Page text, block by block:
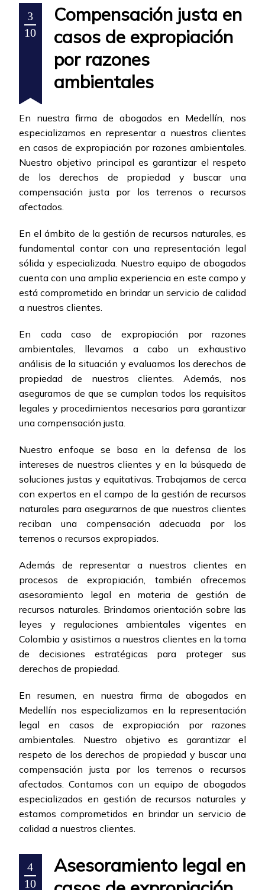
3
10
Compensación justa en
casos de expropiación
por razones
ambientales
En nuestra firma de abogados en Medellín, nos
especializamos en representar a nuestros clientes
en casos de expropiación por razones ambientales.
Nuestro objetivo principal es garantizar el respeto
de los derechos de propiedad y buscar una
compensación justa por los terrenos o recursos
afectados.
En el ámbito de la gestión de recursos naturales, es
fundamental contar con una representación legal
sólida y especializada. Nuestro equipo de abogados
cuenta con una amplia experiencia en este campo y
está comprometido en brindar un servicio de calidad
a nuestros clientes.
En cada caso de expropiación por razones
ambientales, llevamos a cabo un exhaustivo
análisis de la situación y evaluamos los derechos de
propiedad de nuestros clientes. Además, nos
aseguramos de que se cumplan todos los requisitos
legales y procedimientos necesarios para garantizar
una compensación justa.
Nuestro enfoque se basa en la defensa de los
intereses de nuestros clientes y en la búsqueda de
soluciones justas y equitativas. Trabajamos de cerca
con expertos en el campo de la gestión de recursos
naturales para asegurarnos de que nuestros clientes
reciban una compensación adecuada por los
terrenos o recursos expropiados.
Además de representar a nuestros clientes en
procesos de expropiación, también ofrecemos
asesoramiento legal en materia de gestión de
recursos naturales. Brindamos orientación sobre las
leyes y regulaciones ambientales vigentes en
Colombia y asistimos a nuestros clientes en la toma
de decisiones estratégicas para proteger sus
derechos de propiedad.
En resumen, en nuestra firma de abogados en
Medellín nos especializamos en la representación
legal en casos de expropiación por razones
ambientales. Nuestro objetivo es garantizar el
respeto de los derechos de propiedad y buscar una
compensación justa por los terrenos o recursos
afectados. Contamos con un equipo de abogados
especializados en gestión de recursos naturales y
estamos comprometidos en brindar un servicio de
calidad a nuestros clientes.
4
10
Asesoramiento legal en